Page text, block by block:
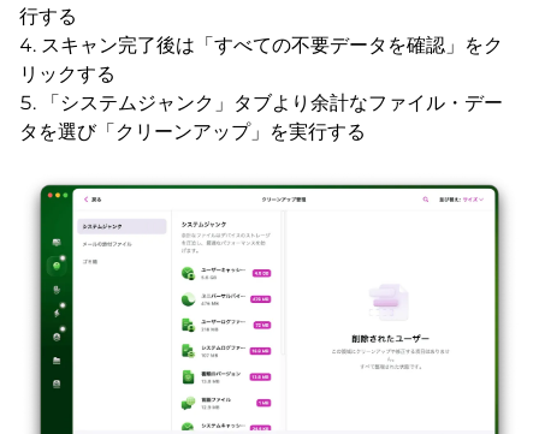
行する
スキャン完了後は「すべての不要データを確認」をク
リックする
「システムジャンク」タブより余計なファイル・デー
タを選び「クリーンアップ」を実行する